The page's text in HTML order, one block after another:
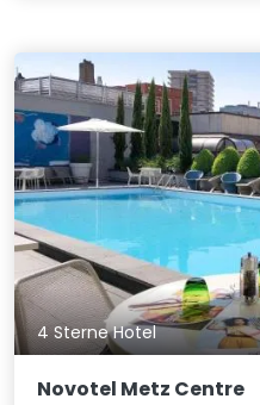
4 Sterne Hotel
Novotel Metz Centre